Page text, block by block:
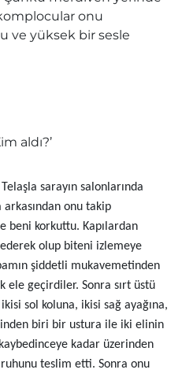
onu
ve yüksek bir sesle
aldı?’
sarayın salonlarında
onu takip
beni korkuttu. Kapılardan
olup biteni izlemeye
şiddetli mukavemetinden
ele geçirdiler. Sonra sırt üstü
sol koluna, ikisi sağ ayağına,
biri bir ustura ile iki elinin
kadar üzerinden
teslim etti. Sonra onu